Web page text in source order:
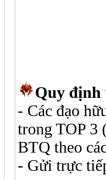
Quy định
- Các đạo
trong TOP 3
BTQ theo
- Gửi trực